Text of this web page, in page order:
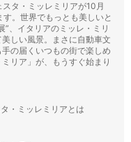
タ・ミッレミリアが10月
。世界でもっとも美しいと
”、イタリアのミッレ・ミリ
しい風景。まさに自動車文
の届くいつもの街で楽しめ
リア」が、もうすぐ始まり
・ミッレミリアとは